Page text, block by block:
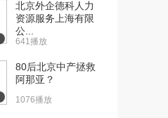
北京外企德科人力
资源服务上海有限
公...
641播放
80后北京中产拯救
阿那亚？
1076播放